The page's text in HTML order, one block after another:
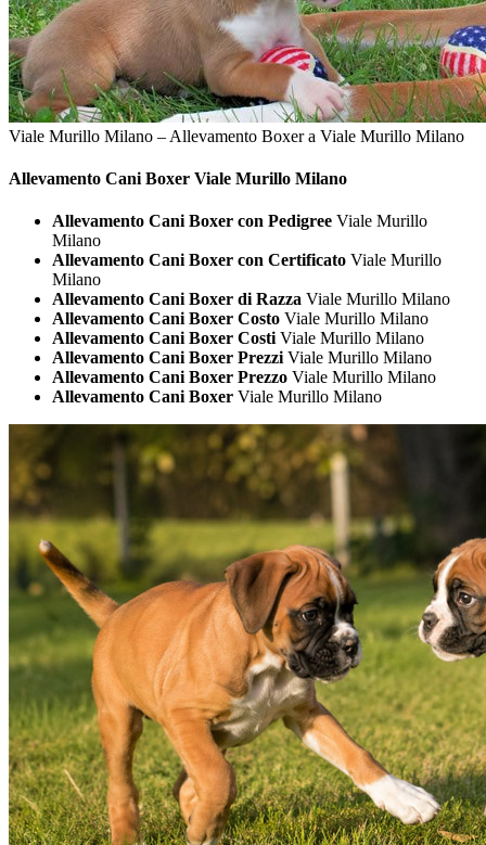
Viale Murillo Milano – Allevamento Boxer a Viale Murillo Milano
Allevamento Cani Boxer Viale Murillo Milano
Allevamento Cani Boxer con Pedigree Viale Murillo
Milano
Allevamento Cani Boxer con Certificato Viale Murillo
Milano
Allevamento Cani Boxer di Razza Viale Murillo Milano
Allevamento Cani Boxer Costo Viale Murillo Milano
Allevamento Cani Boxer Costi Viale Murillo Milano
Allevamento Cani Boxer Prezzi Viale Murillo Milano
Allevamento Cani Boxer Prezzo Viale Murillo Milano
Allevamento Cani Boxer Viale Murillo Milano